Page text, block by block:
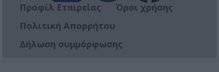
Προφίλ Εταιρείας
Όροι χρήσης
Πολιτική Απορρήτου
Δήλωση συμμόρφωσης